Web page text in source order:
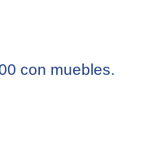
con muebles.